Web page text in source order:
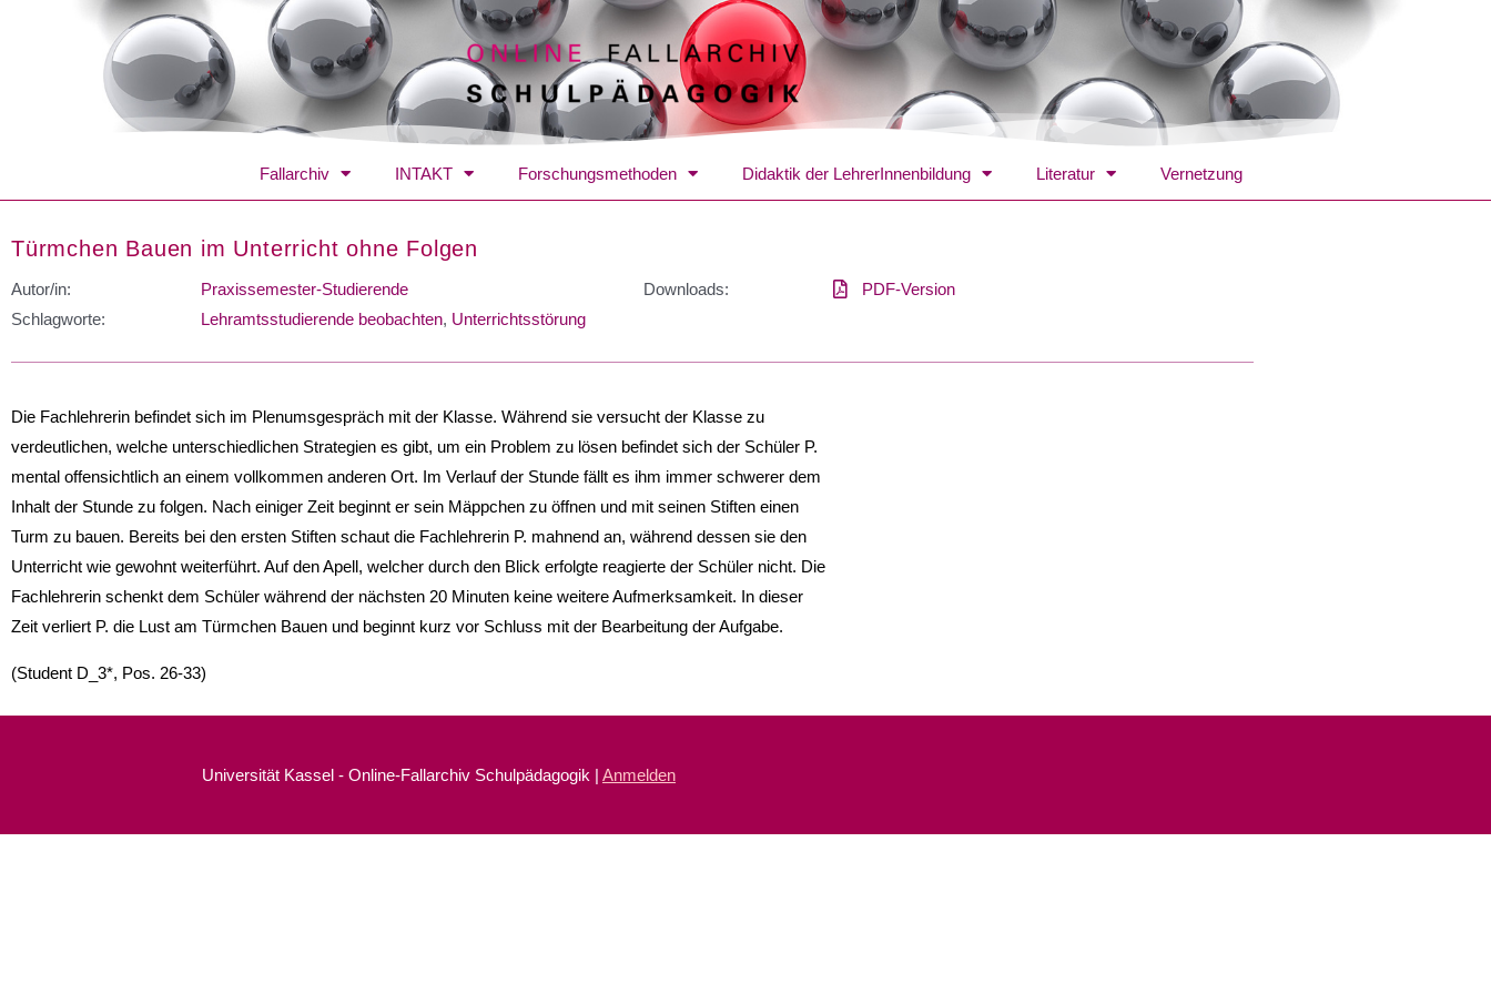
Fallarchiv INTAKT Forschungsmethoden Didaktik der LehrerInnenbildung Literatur Vernetzung
Türmchen Bauen im Unterricht ohne Folgen
Autor/in:
Praxissemester-Studierende
Schlagworte:
Lehramtsstudierende beobachten, Unterrichtsstörung
Downloads: PDF-Version
Die Fachlehrerin befindet sich im Plenumsgespräch mit der Klasse. Während sie versucht der Klasse zu
verdeutlichen, welche unterschiedlichen Strategien es gibt, um ein Problem zu lösen befindet sich der Schüler P.
mental offensichtlich an einem vollkommen anderen Ort. Im Verlauf der Stunde fällt es ihm immer schwerer dem
Inhalt der Stunde zu folgen. Nach einiger Zeit beginnt er sein Mäppchen zu öffnen und mit seinen Stiften einen
Turm zu bauen. Bereits bei den ersten Stiften schaut die Fachlehrerin P. mahnend an, während dessen sie den
Unterricht wie gewohnt weiterführt. Auf den Apell, welcher durch den Blick erfolgte reagierte der Schüler nicht. Die
Fachlehrerin schenkt dem Schüler während der nächsten 20 Minuten keine weitere Aufmerksamkeit. In dieser
Zeit verliert P. die Lust am Türmchen Bauen und beginnt kurz vor Schluss mit der Bearbeitung der Aufgabe.
(Student D_3*, Pos. 26-33)
Universität Kassel - Online-Fallarchiv Schulpädagogik | Anmelden